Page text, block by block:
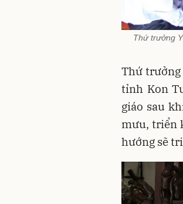
Thứ trưởng
Thứ trưởng
tỉnh Kon
giáo sau
mưu, triển
hướng sẽ